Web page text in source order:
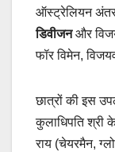
ऑस्ट्रेलियन
डिवीजनऔर
फॉर विमेन,
छात्रों की इस
कुलाधिपति श्री
राय (चेयरमैन,